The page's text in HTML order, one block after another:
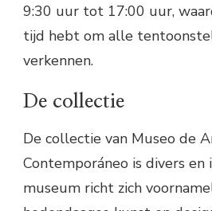
9:30 uur tot 17:00 uur,
tijd hebt om alle
verkennen.
De collectie
De collectie van Museo de
Contemporáneo is divers
museum richt zich